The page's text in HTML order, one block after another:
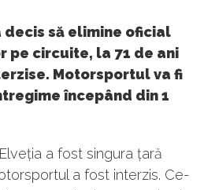
decis să elimine oficial
circuite, la 71 de ani
Motorsportul va fi
începând din 1
a fost singura țară
a fost interzis. Ce-